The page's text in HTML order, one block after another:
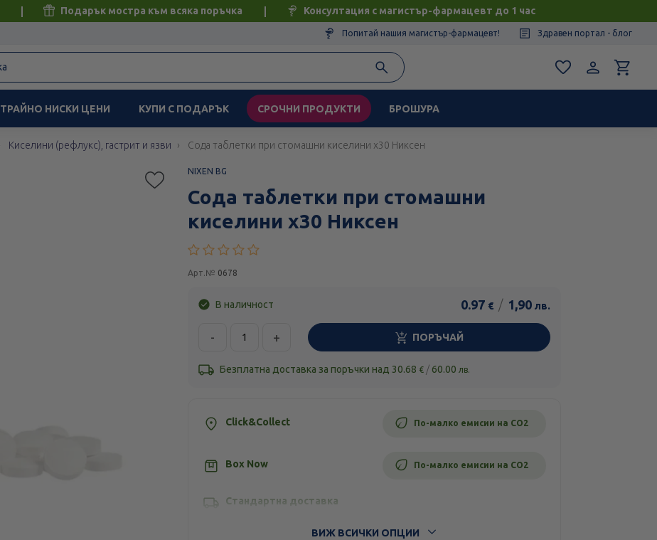
Подарък мостра към всяка поръчка Консултация с магистър-фармацевт до 1 час
Попитай нашия магистър-фармацевт! Здравен портал - блог
ТРАЙНО НИСКИ ЦЕНИ КУПИ С ПОДАРЪК СРОЧНИ ПРОДУКТИ БРОШУРА
Киселини (рефлукс), гастрит и язви Сода таблетки при стомашни киселини х30 Никсен
NIXEN BG
Сода таблетки при стомашни
киселини х30 Никсен
Арт.№ 0678
В наличност 0.97 € / 1,90 лв.
- + ПОРЪЧАЙ
Безплатна доставка за поръчки над 30.68 € / 60.00 лв.
Click&Collect По-малко емисии на CO2
Box Now По-малко емисии на CO2
Стандартна доставка
ВИЖ ВСИЧКИ ОПЦИИ